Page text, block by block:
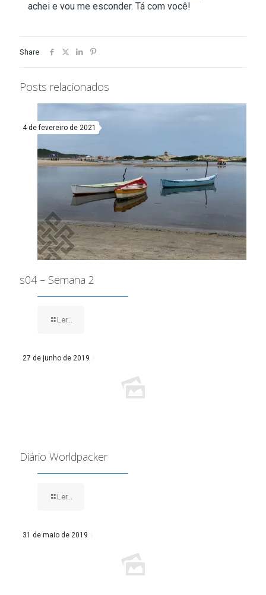
achei e vou me esconder. Tá com você!
Share
Posts relacionados
4 de fevereiro de 2021
s04 – Semana 2
Ler...
27 de junho de 2019
Diário Worldpacker
Ler...
31 de maio de 2019